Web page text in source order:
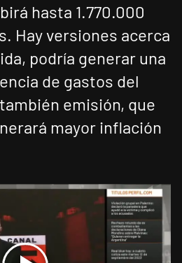
hasta 1.770.000
Hay versiones acerca
podría generar una
de gastos del
emisión, que
mayor inflación